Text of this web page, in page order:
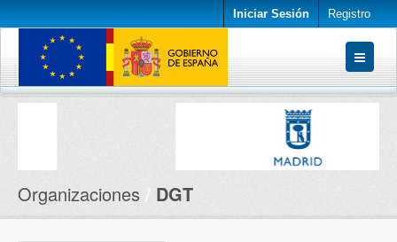
Iniciar Sesión Registro
Conjuntos de datos
Organizaciones DGT